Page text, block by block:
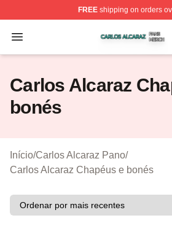
FREEshipping on orders
Open menu
Carlos Alcaraz Shop ⚡️
Carlos Alcaraz
bonés
Início/Carlos Alcaraz Pano/
Carlos Alcaraz Chapéus e bonés